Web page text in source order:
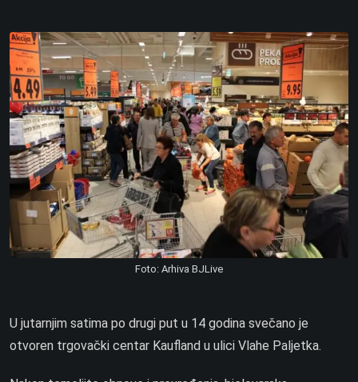
Foto: Arhiva BJLive
U jutarnjim satima po drugi put u 14 godina svečano je
otvoren trgovački centar Kaufland u ulici Vlahe Paljetka.